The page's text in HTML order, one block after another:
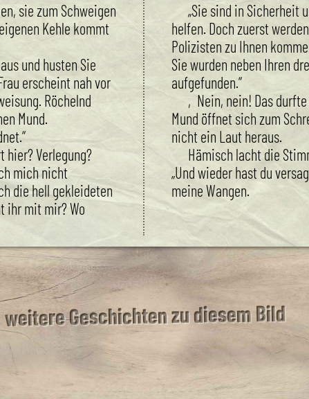
sie zum Schweigen
Kehle kommt
und husten Sie
erscheint nah vor
Röchelnd
Mund.
hier? Verlegung?
mich nicht
die hell gekleideten
ihr mit mir? Wo
„Sie sind in Sicherheit
helfen. Doch zuerst
Polizisten zu Ihnen
Sie wurden neben Ihren
aufgefunden.“
‚Nein, nein! Das
Mund öffnet sich zum
nicht ein Laut heraus.
Hämisch lacht die
„Und wieder hast du
meine Wangen.
weitere Geschichten zu diesem Bild